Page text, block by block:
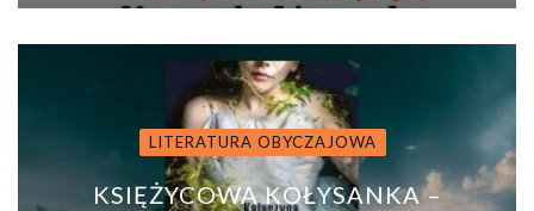
LITERATURA OBYCZAJOWA
KSIĘŻYCOWA KOŁYSANKA –